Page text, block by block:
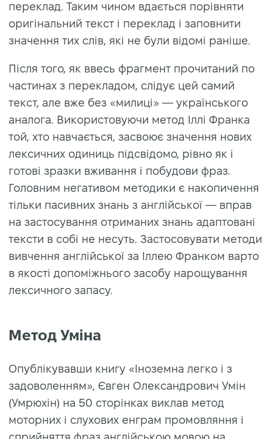
переклад. Таким чином вдається порівняти
оригінальний текст і переклад і заповнити
значення тих слів, які не були відомі раніше.
Після того, як ввесь фрагмент прочитаний по
частинах з перекладом, слідує цей самий
текст, але вже без «милиці» — українського
аналога. Використовуючи метод Іллі Франка
той, хто навчається, засвоює значення нових
лексичних одиниць підсвідомо, рівно як і
готові зразки вживання і побудови фраз.
Головним негативом методики є накопичення
тільки пасивних знань з англійської — вправ
на застосування отриманих знань адаптовані
тексти в собі не несуть. Застосовувати методи
вивчення англійської за Іллею Франком варто
в якості допоміжнього засобу нарощування
лексичного запасу.
Метод Уміна
Опублікувавши книгу «Іноземна легко і з
задоволенням», Євген Олександрович Умін
(Умрюхін) на 50 сторінках виклав метод
моторних і слухових енграм промовляння і